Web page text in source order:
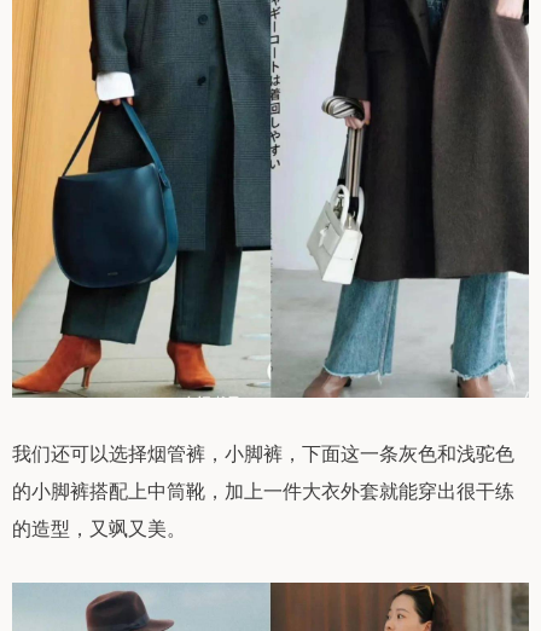
我们还可以选择烟管裤，小脚裤，下面这一条灰色和浅驼色
的小脚裤搭配上中筒靴，加上一件大衣外套就能穿出很干练
的造型，又飒又美。